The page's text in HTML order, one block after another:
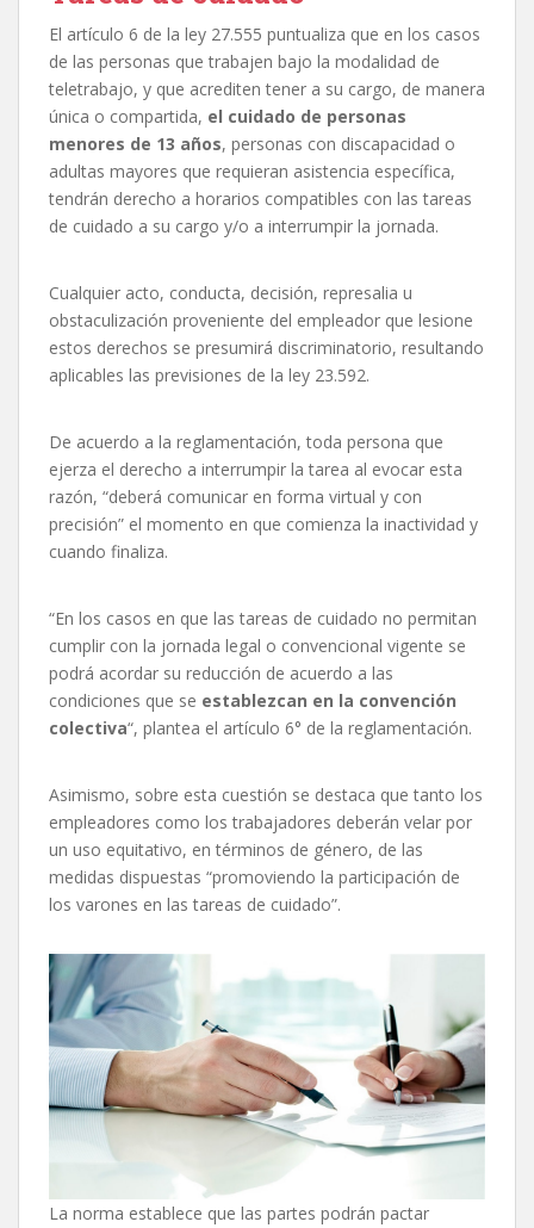
El artículo 6 de la ley 27.555 puntualiza que en los casos
de las personas que trabajen bajo la modalidad de
teletrabajo, y que acrediten tener a su cargo, de manera
única o compartida, el cuidado de personas
menores de 13 años, personas con discapacidad o
adultas mayores que requieran asistencia específica,
tendrán derecho a horarios compatibles con las tareas
de cuidado a su cargo y/o a interrumpir la jornada.
Cualquier acto, conducta, decisión, represalia u
obstaculización proveniente del empleador que lesione
estos derechos se presumirá discriminatorio, resultando
aplicables las previsiones de la ley 23.592.
De acuerdo a la reglamentación, toda persona que
ejerza el derecho a interrumpir la tarea al evocar esta
razón, “deberá comunicar en forma virtual y con
precisión” el momento en que comienza la inactividad y
cuando finaliza.
“En los casos en que las tareas de cuidado no permitan
cumplir con la jornada legal o convencional vigente se
podrá acordar su reducción de acuerdo a las
condiciones que se establezcan en la convención
colectiva“, plantea el artículo 6° de la reglamentación.
Asimismo, sobre esta cuestión se destaca que tanto los
empleadores como los trabajadores deberán velar por
un uso equitativo, en términos de género, de las
medidas dispuestas “promoviendo la participación de
los varones en las tareas de cuidado”.
La norma establece que las partes podrán pactar